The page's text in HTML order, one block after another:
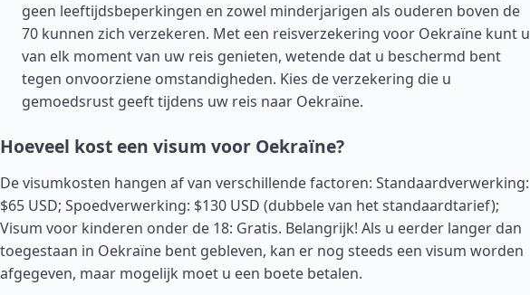
geen leeftijdsbeperkingen en zowel minderjarigen als ouderen boven de
70 kunnen zich verzekeren. Met een reisverzekering voor Oekraïne kunt u
van elk moment van uw reis genieten, wetende dat u beschermd bent
tegen onvoorziene omstandigheden. Kies de verzekering die u
gemoedsrust geeft tijdens uw reis naar Oekraïne.
Hoeveel kost een visum voor Oekraïne?
De visumkosten hangen af van verschillende factoren: Standaardverwerking:
$65 USD; Spoedverwerking: $130 USD (dubbele van het standaardtarief);
Visum voor kinderen onder de 18: Gratis. Belangrijk! Als u eerder langer dan
toegestaan in Oekraïne bent gebleven, kan er nog steeds een visum worden
afgegeven, maar mogelijk moet u een boete betalen.